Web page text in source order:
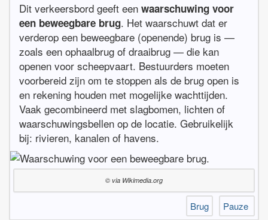
Dit verkeersbord geeft een waarschuwing voor
een beweegbare brug. Het waarschuwt dat er
verderop een beweegbare (openende) brug is —
zoals een ophaalbrug of draaibrug — die kan
openen voor scheepvaart. Bestuurders moeten
voorbereid zijn om te stoppen als de brug open is
en rekening houden met mogelijke wachttijden.
Vaak gecombineerd met slagbomen, lichten of
waarschuwingsbellen op de locatie. Gebruikelijk
bij: rivieren, kanalen of havens.
© via Wikimedia.org
Brug Pauze